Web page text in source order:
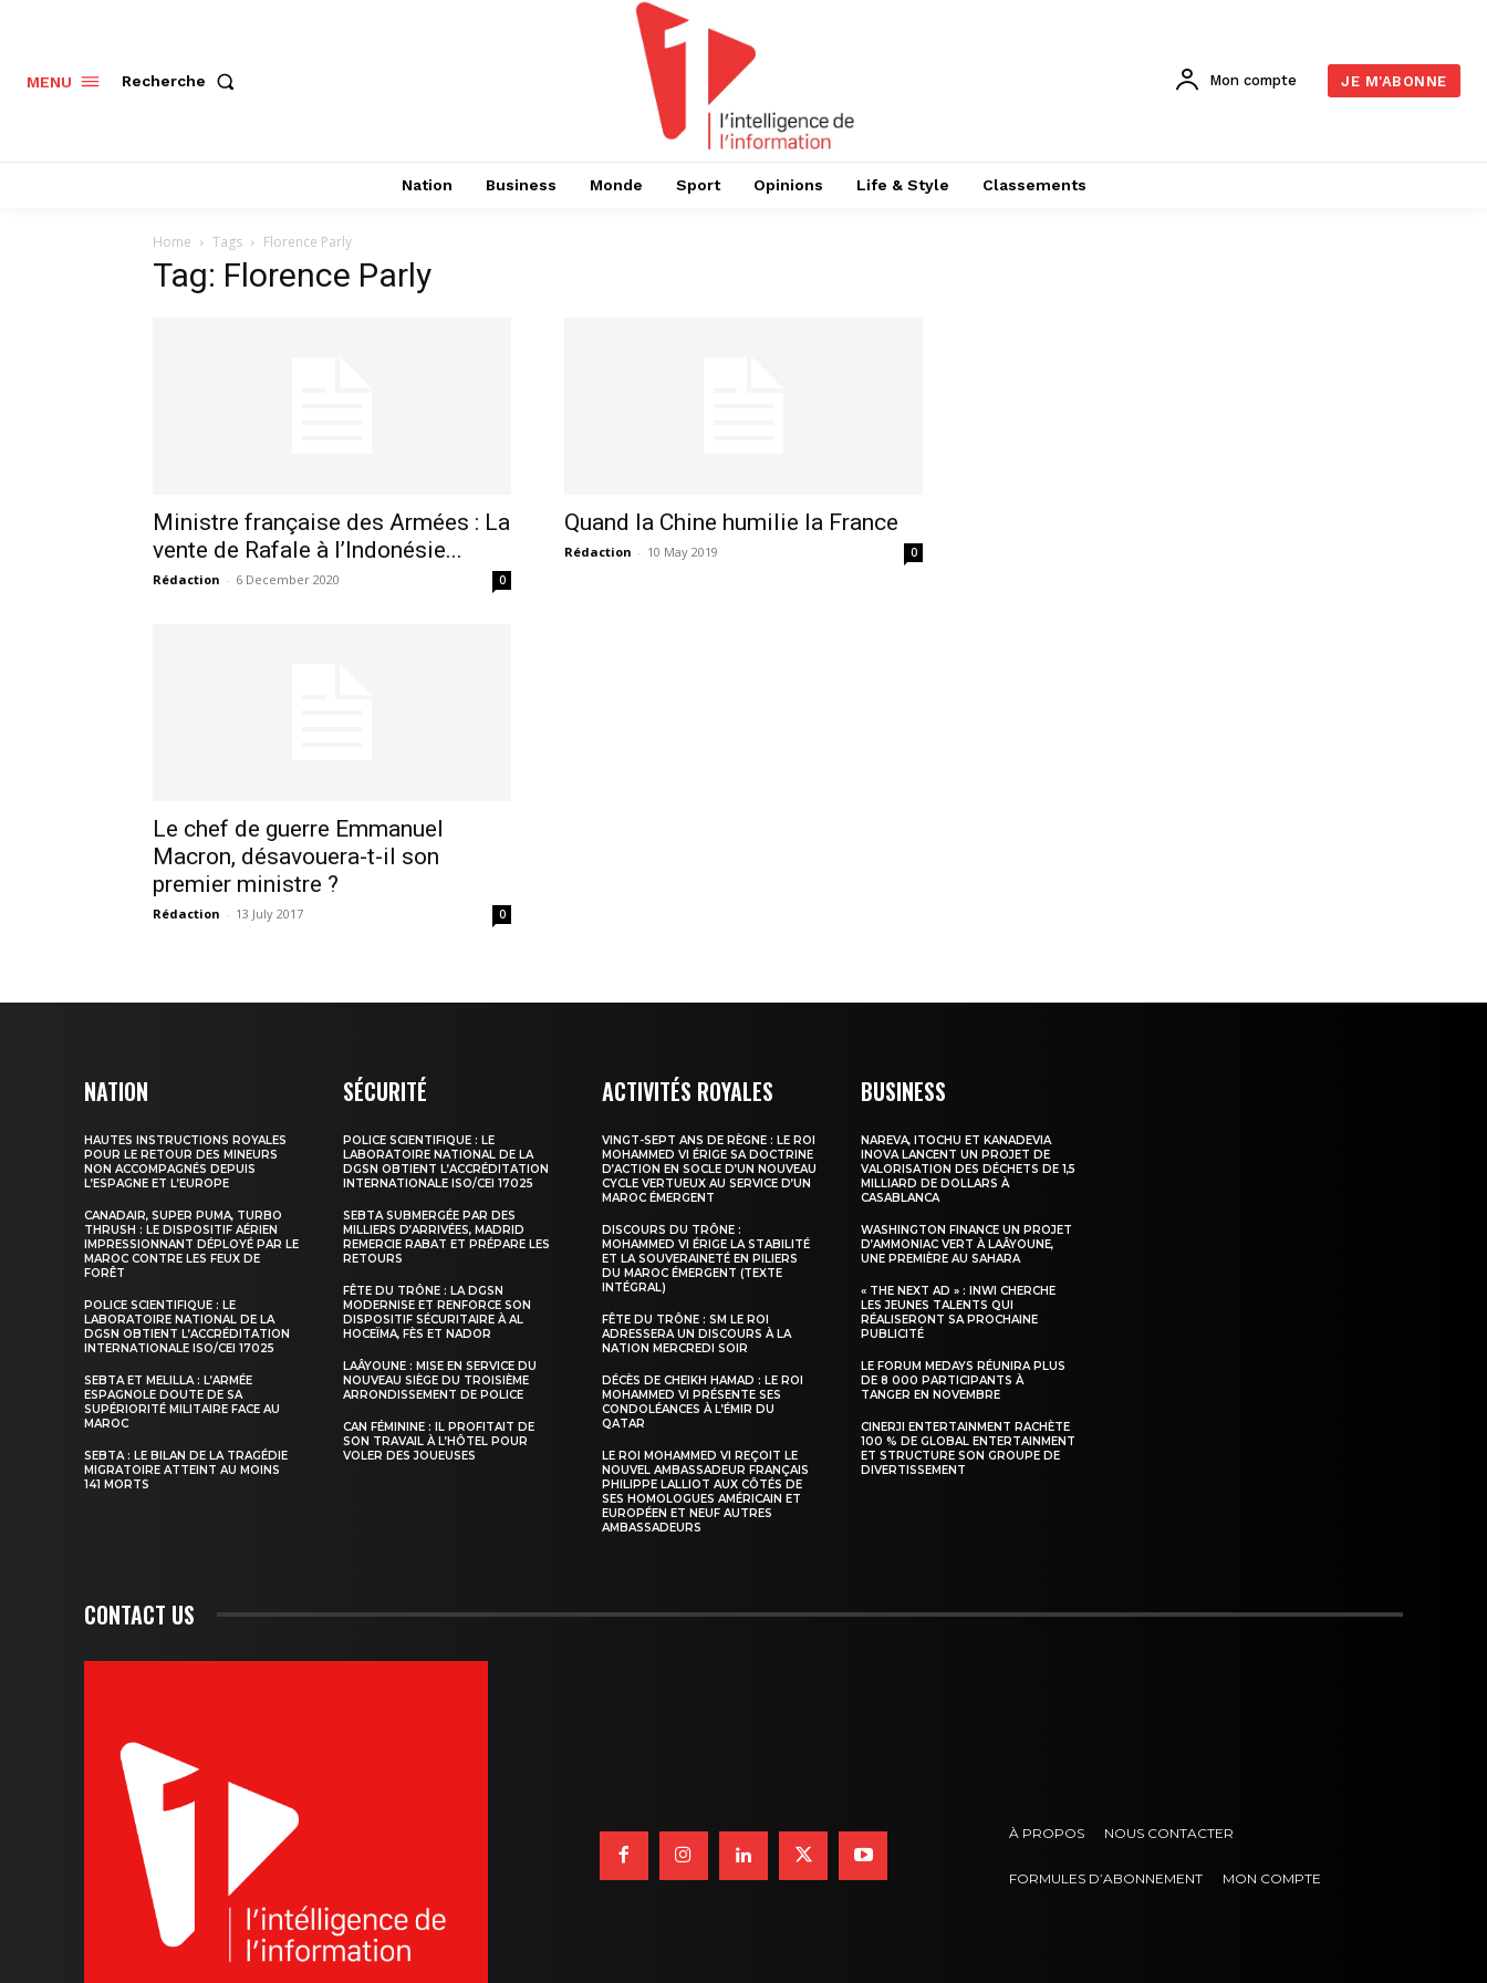
l'intelligence de
l'information
S'ABONNER MAINTENANT
Formules d’abonnement
Mon compte
MENU Recherche Mon compte JE M'ABONNE
Nation Business Monde Sport Opinions Life & Style Classements
Home Tags Florence Parly
Tag: Florence Parly
Ministre française des Armées : La
vente de Rafale à l’Indonésie...
Rédaction - 6 December 2020 0
Quand la Chine humilie la France
Rédaction - 10 May 2019 0
Le chef de guerre Emmanuel
Macron, désavouera-t-il son
premier ministre ?
Rédaction - 13 July 2017 0
NATION
HAUTES INSTRUCTIONS ROYALES
POUR LE RETOUR DES MINEURS
NON ACCOMPAGNÉS DEPUIS
L’ESPAGNE ET L’EUROPE
CANADAIR, SUPER PUMA, TURBO
THRUSH : LE DISPOSITIF AÉRIEN
IMPRESSIONNANT DÉPLOYÉ PAR LE
MAROC CONTRE LES FEUX DE
FORÊT
POLICE SCIENTIFIQUE : LE
LABORATOIRE NATIONAL DE LA
DGSN OBTIENT L’ACCRÉDITATION
INTERNATIONALE ISO/CEI 17025
SEBTA ET MELILLA : L’ARMÉE
ESPAGNOLE DOUTE DE SA
SUPÉRIORITÉ MILITAIRE FACE AU
MAROC
SEBTA : LE BILAN DE LA TRAGÉDIE
MIGRATOIRE ATTEINT AU MOINS
141 MORTS
SÉCURITÉ
POLICE SCIENTIFIQUE : LE
LABORATOIRE NATIONAL DE LA
DGSN OBTIENT L’ACCRÉDITATION
INTERNATIONALE ISO/CEI 17025
SEBTA SUBMERGÉE PAR DES
MILLIERS D’ARRIVÉES, MADRID
REMERCIE RABAT ET PRÉPARE LES
RETOURS
FÊTE DU TRÔNE : LA DGSN
MODERNISE ET RENFORCE SON
DISPOSITIF SÉCURITAIRE À AL
HOCEÏMA, FÈS ET NADOR
LAÂYOUNE : MISE EN SERVICE DU
NOUVEAU SIÈGE DU TROISIÈME
ARRONDISSEMENT DE POLICE
CAN FÉMININE : IL PROFITAIT DE
SON TRAVAIL À L’HÔTEL POUR
VOLER DES JOUEUSES
ACTIVITÉS ROYALES
VINGT-SEPT ANS DE RÈGNE : LE ROI
MOHAMMED VI ÉRIGE SA DOCTRINE
D’ACTION EN SOCLE D’UN NOUVEAU
CYCLE VERTUEUX AU SERVICE D’UN
MAROC ÉMERGENT
DISCOURS DU TRÔNE :
MOHAMMED VI ÉRIGE LA STABILITÉ
ET LA SOUVERAINETÉ EN PILIERS
DU MAROC ÉMERGENT (TEXTE
INTÉGRAL)
FÊTE DU TRÔNE : SM LE ROI
ADRESSERA UN DISCOURS À LA
NATION MERCREDI SOIR
DÉCÈS DE CHEIKH HAMAD : LE ROI
MOHAMMED VI PRÉSENTE SES
CONDOLÉANCES À L’ÉMIR DU
QATAR
LE ROI MOHAMMED VI REÇOIT LE
NOUVEL AMBASSADEUR FRANÇAIS
PHILIPPE LALLIOT AUX CÔTÉS DE
SES HOMOLOGUES AMÉRICAIN ET
EUROPÉEN ET NEUF AUTRES
AMBASSADEURS
BUSINESS
NAREVA, ITOCHU ET KANADEVIA
INOVA LANCENT UN PROJET DE
VALORISATION DES DÉCHETS DE 1,5
MILLIARD DE DOLLARS À
CASABLANCA
WASHINGTON FINANCE UN PROJET
D’AMMONIAC VERT À LAÂYOUNE,
UNE PREMIÈRE AU SAHARA
« THE NEXT AD » : INWI CHERCHE
LES JEUNES TALENTS QUI
RÉALISERONT SA PROCHAINE
PUBLICITÉ
LE FORUM MEDAYS RÉUNIRA PLUS
DE 8 000 PARTICIPANTS À
TANGER EN NOVEMBRE
CINERJI ENTERTAINMENT RACHÈTE
100 % DE GLOBAL ENTERTAINMENT
ET STRUCTURE SON GROUPE DE
DIVERTISSEMENT
CONTACT US
À PROPOS NOUS CONTACTER
FORMULES D’ABONNEMENT MON COMPTE